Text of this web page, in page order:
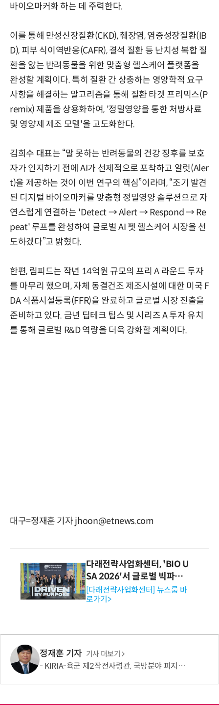
바이오마커화 하는 데 주력한다.
이를 통해 만성신장질환(CKD), 췌장염, 염증성장질환(IB
D), 피부 식이역반응(CAFR), 결석 질환 등 난치성 복합 질
환을 앓는 반려동물을 위한 맞춤형 헬스케어 플랫폼을
완성할 계획이다. 특히 질환 간 상충하는 영양학적 요구
사항을 해결하는 알고리즘을 통해 질환 타겟 프리믹스(P
remix) 제품을 상용화하여, '정밀영양을 통한 처방사료
및 영양제 제조 모델'을 고도화한다.
김희수 대표는 “말 못하는 반려동물의 건강 징후를 보호
자가 인지하기 전에 AI가 선제적으로 포착하고 알럿(Aler
t)을 제공하는 것이 이번 연구의 핵심”이라며, “조기 발견
된 디지털 바이오마커를 맞춤형 정밀영양 솔루션으로 자
연스럽게 연결하는 'Detect → Alert → Respond → Re
peat' 루프를 완성하여 글로벌 AI 펫 헬스케어 시장을 선
도하겠다”고 밝혔다.
한편, 림피드는 작년 14억원 규모의 프리 A 라운드 투자
를 마무리 했으며, 자체 동결건조 제조시설에 대한 미국 F
DA 식품시설등록(FFR)을 완료하고 글로벌 시장 진출을
준비하고 있다. 금년 딥테크 팁스 및 시리즈 A 투자 유치
를 통해 글로벌 R&D 역량을 더욱 강화할 계획이다.
대구=정재훈 기자 jhoon@etnews.com
다래전략사업화센터, 'BIO U
SA 2026'서 글로벌 빅파마
와의 비즈니스 미팅 지원…K
-바이오 해외 진출 교두보 확
보
[다래전략사업화센터] 뉴스룸 바
로가기>
정재훈 기자 기사 더보기
KIRIA-육군 제2작전사령관, 국방분야 피지컬 AI기반 로봇전환 확산 간담회